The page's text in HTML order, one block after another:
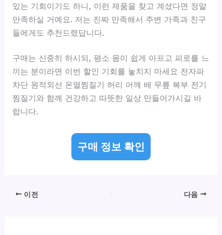
있는 기회이기도 하니, 이런 제품을 찾고 계셨다면 정말
만족하실 거예요. 저는 진짜 만족해서 주변 가족과 친구
들에게도 추천드렸답니다.
구매는 신중히 하시되, 평소 몸이 쉽게 아프고 피로를 느
끼는 분이라면 이번 할인 기회를 놓치지 마세요 전자파
차단 원적외선 온열찜질기 허리 어깨 배 무릎 복부 전기
찜질기와 함께 건강하고 따뜻한 일상 만들어가시길 바
랍니다.
구매 정보 확인
이전 다음